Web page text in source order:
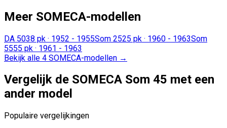
Meer SOMECA-modellen
DA 5038 pk · 1952 - 1955Som 2525 pk · 1960 - 1963Som
5555 pk · 1961 - 1963
Bekijk alle 4 SOMECA-modellen →
Vergelijk de SOMECA Som 45 met een
ander model
Populaire vergelijkingen